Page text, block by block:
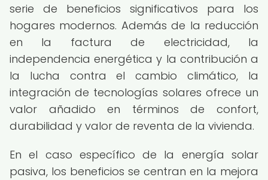
serie de beneficios significativos para los
hogares modernos. Además de la reducción
en la factura de electricidad, la
independencia energética y la contribución a
la lucha contra el cambio climático, la
integración de tecnologías solares ofrece un
valor añadido en términos de confort,
durabilidad y valor de reventa de la vivienda.
En el caso específico de la energía solar
pasiva, los beneficios se centran en la mejora